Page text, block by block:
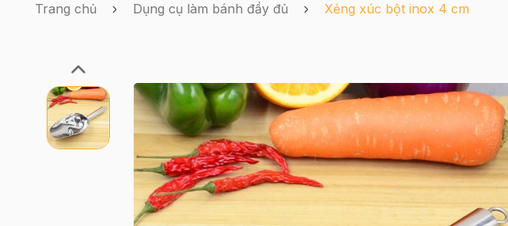
Trang chủ Dụng cụ làm bánh đầy đủ Xẻng xúc bột inox 4 cm